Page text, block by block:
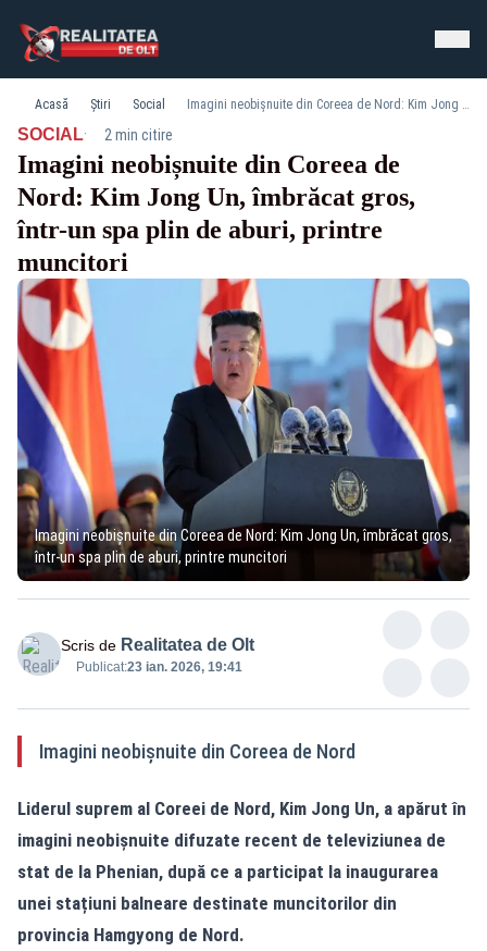
Acasă Știri Social Imagini neobișnuite din Coreea de Nord: Kim Jong Un, îmbrăcat gros, într-un spa plin de aburi, printre muncitori
SOCIAL· 2 min citire
Imagini neobișnuite din Coreea de
Nord: Kim Jong Un, îmbrăcat gros,
într-un spa plin de aburi, printre
muncitori
Imagini neobișnuite din Coreea de Nord: Kim Jong Un, îmbrăcat gros,
într-un spa plin de aburi, printre muncitori
Scris de Realitatea de Olt
Publicat:23 ian. 2026, 19:41
Imagini neobișnuite din Coreea de Nord
Liderul suprem al Coreei de Nord, Kim Jong Un, a apărut în
imagini neobișnuite difuzate recent de televiziunea de
stat de la Phenian, după ce a participat la inaugurarea
unei stațiuni balneare destinate muncitorilor din
provincia Hamgyong de Nord.